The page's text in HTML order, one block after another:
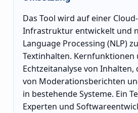
Das Tool wird auf einer
Infrastruktur entwickelt und
Language Processing (NLP)
Textinhalten. Kernfunktionen
Echtzeitanalyse von Inhalten,
von Moderationsberichten
in bestehende Systeme. Ein
Experten und